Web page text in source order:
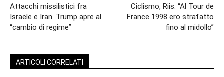
Attacchi missilistici fra
Israele e Iran. Trump apre al
“cambio di regime”
Ciclismo, Riis: “Al Tour de
France 1998 ero strafatto
fino al midollo”
ARTICOLI CORRELATI